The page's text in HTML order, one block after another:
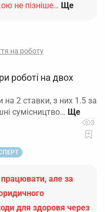
не пізніше… Ще
на роботу
роботі на двох
2 ставки, з них 1.5 за
сумісництво…
3
але за
для здоровя через